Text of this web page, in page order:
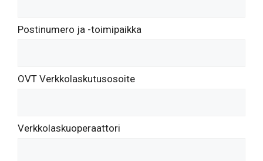
Postinumero ja -toimipaikka
OVT Verkkolaskutusosoite
Verkkolaskuoperaattori